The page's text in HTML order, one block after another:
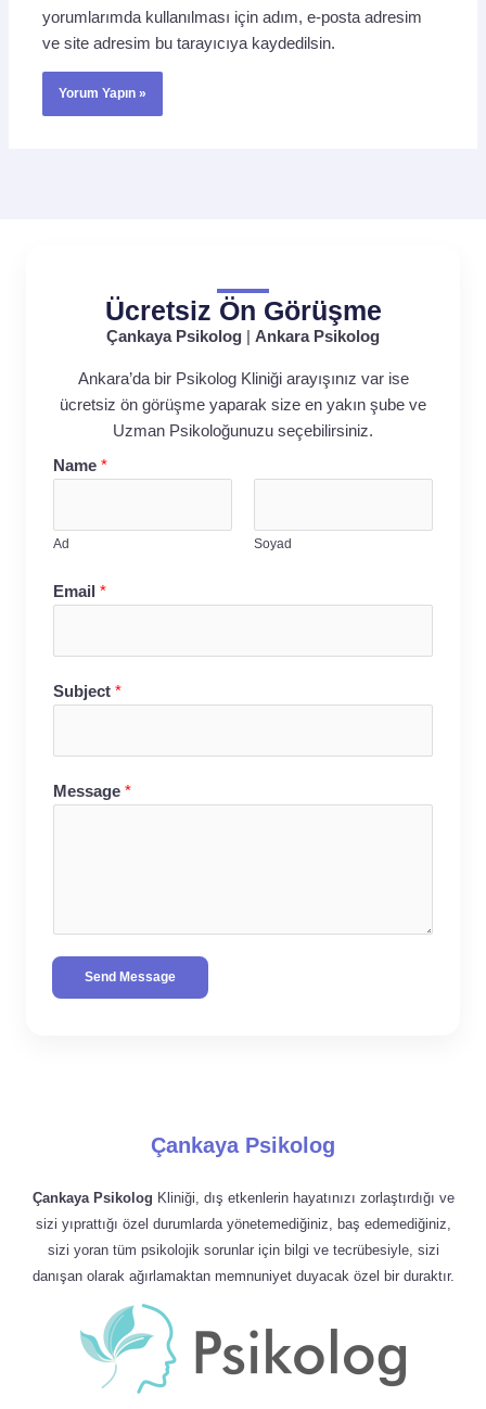
yorumlarımda kullanılması için adım, e-posta adresim
ve site adresim bu tarayıcıya kaydedilsin.
Ücretsiz Ön Görüşme
Çankaya Psikolog Ankara Psikolog
Ankara’da bir Psikolog Kliniği arayışınız var ise
ücretsiz ön görüşme yaparak size en yakın şube ve
Uzman Psikoloğunuzu seçebilirsiniz.
Name *
Ad Soyad
Email *
Subject *
Message *
Send Message
Çankaya Psikolog
Çankaya Psikolog Kliniği, dış etkenlerin hayatınızı zorlaştırdığı ve
sizi yıprattığı özel durumlarda yönetemediğiniz, baş edemediğiniz,
sizi yoran tüm psikolojik sorunlar için bilgi ve tecrübesiyle, sizi
danışan olarak ağırlamaktan memnuniyet duyacak özel bir duraktır.